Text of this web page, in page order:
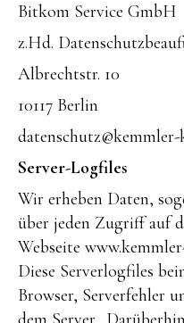
Bitkom Service GmbH
z.Hd.
Albrechtstr. 10
10117 Berlin
Server-Logfiles
Wir erheben Daten,
über jeden Zugriff auf
Webseite
Diese Serverlogfiles
Browser, Serverfehler